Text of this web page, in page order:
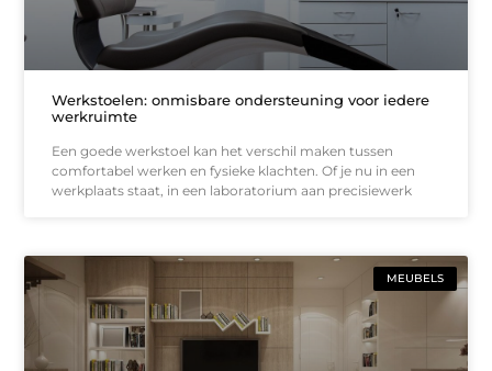
Werkstoelen: onmisbare ondersteuning voor iedere
werkruimte
Een goede werkstoel kan het verschil maken tussen
comfortabel werken en fysieke klachten. Of je nu in een
werkplaats staat, in een laboratorium aan precisiewerk
MEUBELS